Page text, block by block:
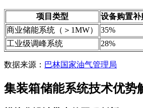
项目类型 设备购置补
商业储能系统（＞1MW）
35%
工业级调峰系统
28%
数据来源： 巴林国家油气管理局
集装箱储能系统技术优势